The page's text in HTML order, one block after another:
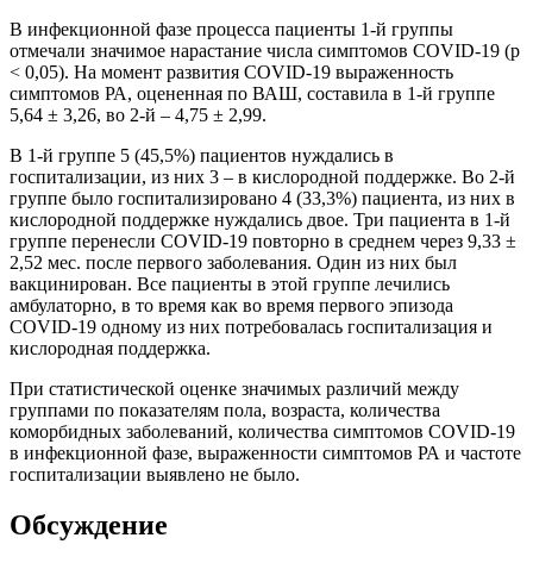
В инфекционной фазе процесса пациенты 1-й группы
отмечали значимое нарастание числа симптомов COVID-19 (p
< 0,05). На момент развития COVID-19 выраженность
симптомов РА, оцененная по ВАШ, составила в 1-й группе
5,64 ± 3,26, во 2-й – 4,75 ± 2,99.
В 1-й группе 5 (45,5%) пациентов нуждались в
госпитализации, из них 3 – в кислородной поддержке. Во 2-й
группе было госпитализировано 4 (33,3%) пациента, из них в
кислородной поддержке нуждались двое. Три пациента в 1-й
группе перенесли COVID-19 повторно в среднем через 9,33 ±
2,52 мес. после первого заболевания. Один из них был
вакцинирован. Все пациенты в этой группе лечились
амбулаторно, в то время как во время первого эпизода
COVID-19 одному из них потребовалась госпитализация и
кислородная поддержка.
При статистической оценке значимых различий между
группами по показателям пола, возраста, количества
коморбидных заболеваний, количества симптомов COVID-19
в инфекционной фазе, выраженности симптомов РА и частоте
госпитализации выявлено не было.
Обсуждение